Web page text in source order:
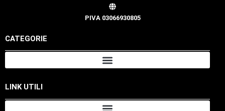
PIVA 03066930805
CATEGORIE
LINK UTILI